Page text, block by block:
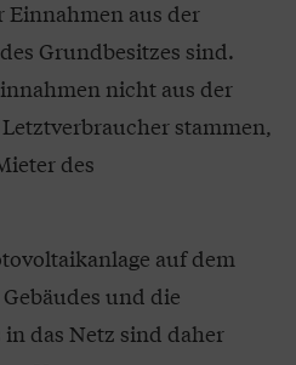
Einnahmen aus der
Grundbesitzes sind.
nicht aus der
stammen,
des
auf dem
und die
das Netz sind daher